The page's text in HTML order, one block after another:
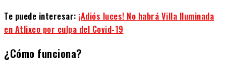
Te puede interesar: ¡Adiós luces! No habrá Villa Iluminada
en Atlixco por culpa del Covid-19
¿Cómo funciona?